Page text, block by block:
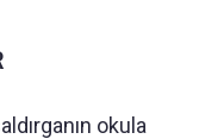
okula